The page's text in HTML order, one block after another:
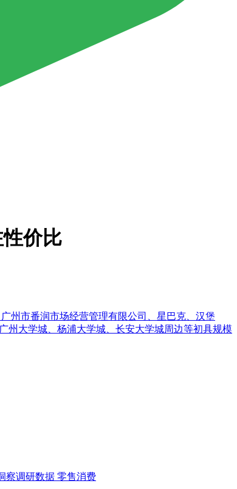
价比
州市番润市场经营管理有限公司、星巴克、汉堡
州大学城、杨浦大学城、长安大学城周边等初具规模
察调研数据 零售消费